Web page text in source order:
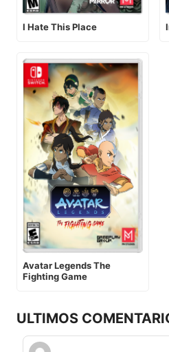
I Hate This Place
Avatar Legends The
Fighting Game
ULTIMOS